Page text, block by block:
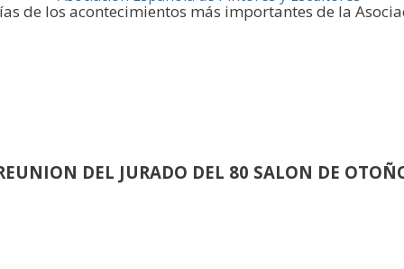
de los acontecimientos más importantes de la
DEL JURADO DEL 80 SALON DE